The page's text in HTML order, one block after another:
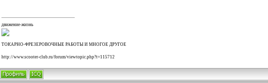
движение-жизнь
ТОКАРНО-ФРЕЗЕРОВОЧНЫЕ РАБОТЫ И МНОГОЕ ДРУГОЕ
http://www.scooter-club.ru/forum/viewtopic.php?t=115712